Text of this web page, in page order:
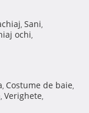
, Sani,
ochi,
, Costume de baie,
, Verighete,